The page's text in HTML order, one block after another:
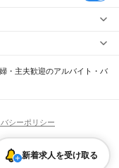
我孫子市鴨川市鎌ケ谷市
西市白井市富里市南房総市
香取郡山武郡 長生郡夷隅郡
津田沼駅幕張本郷駅幕張駅
（BAR）・バーテンダー
ージャー）
自由
・外国人活躍中
・主夫歓迎のアルバイト・バ
新着求人を受け取る
シーポリシー